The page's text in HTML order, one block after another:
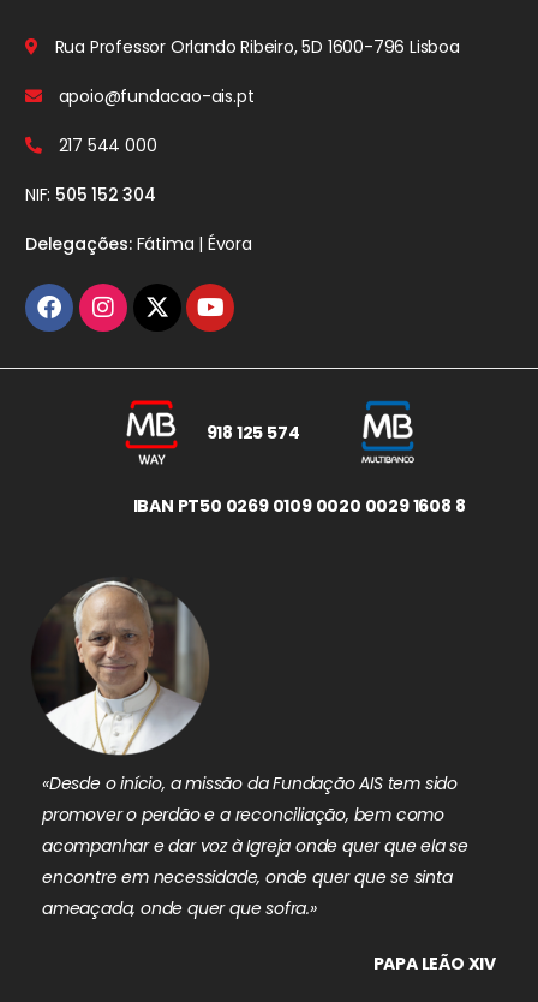
Rua Professor Orlando Ribeiro, 5D 1600-796 Lisboa
apoio@fundacao-ais.pt
217 544 000
NIF: 505 152 304
Delegações:Fátima | Évora
918 125 574
IBAN PT50 0269 0109 0020 0029 1608 8
«Desde o início, a missão da Fundação AIS tem sido
promover o perdão e a reconciliação, bem como
acompanhar e dar voz à Igreja onde quer que ela se
encontre em necessidade, onde quer que se sinta
ameaçada, onde quer que sofra.»
PAPA LEÃO XIV